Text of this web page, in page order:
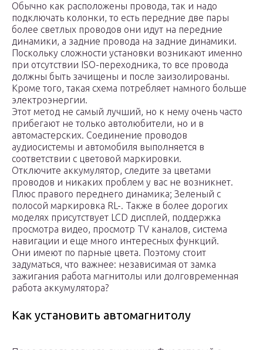
Обычно как расположены провода, так и надо
подключать колонки, то есть передние две пары
более светлых проводов они идут на передние
динамики, а задние провода на задние динамики.
Поскольку сложности установки возникают именно
при отсутствии ISO-переходника, то все провода
должны быть зачищены и после заизолированы.
Кроме того, такая схема потребляет намного больше
электроэнергии.
Этот метод не самый лучший, но к нему очень часто
прибегают не только автолюбители, но и в
автомастерских. Соединение проводов
аудиосистемы и автомобиля выполняется в
соответствии с цветовой маркировки.
Отключите аккумулятор, следите за цветами
проводов и никаких проблем у вас не возникнет.
Плюс правого переднего динамика; Зеленый с
полосой маркировка RL-. Также в более дорогих
моделях присутствует LCD дисплей, поддержка
просмотра видео, просмотр TV каналов, система
навигации и еще много интересных функций.
Они имеют по парные цвета. Поэтому стоит
задуматься, что важнее: независимая от замка
зажигания работа магнитолы или долговременная
работа аккумулятора?
Как установить автомагнитолу